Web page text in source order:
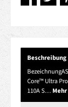
Beschreibung
Core™ Ultra
110A S… Mehr